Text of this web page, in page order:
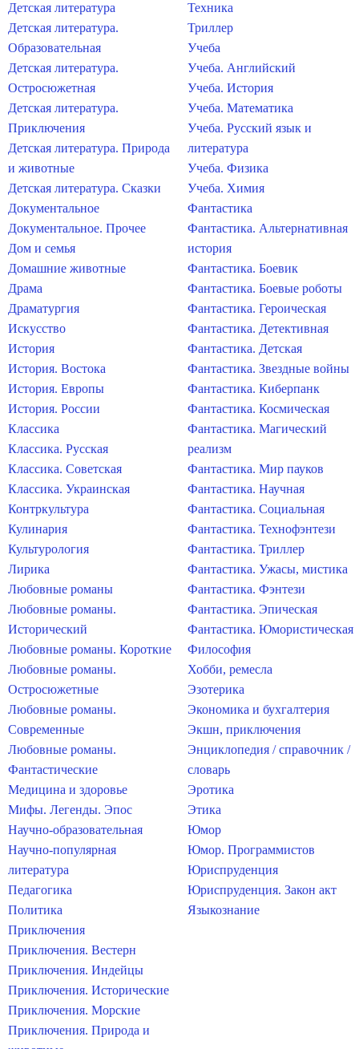
Детская литература
Детская литература.
Образовательная
Детская литература.
Остросюжетная
Детская литература.
Приключения
Детская литература. Природа
и животные
Детская литература. Сказки
Документальное
Документальное. Прочее
Дом и семья
Домашние животные
Драма
Драматургия
Искусство
История
История. Востока
История. Европы
История. России
Классика
Классика. Русская
Классика. Советская
Классика. Украинская
Контркультура
Кулинария
Культурология
Лирика
Любовные романы
Любовные романы.
Исторический
Любовные романы. Короткие
Любовные романы.
Остросюжетные
Любовные романы.
Современные
Любовные романы.
Фантастические
Медицина и здоровье
Мифы. Легенды. Эпос
Научно-образовательная
Научно-популярная
литература
Педагогика
Политика
Приключения
Приключения. Вестерн
Приключения. Индейцы
Приключения. Исторические
Приключения. Морские
Приключения. Природа и
Техника
Триллер
Учеба
Учеба. Английский
Учеба. История
Учеба. Математика
Учеба. Русский язык и
литература
Учеба. Физика
Учеба. Химия
Фантастика
Фантастика. Альтернативная
история
Фантастика. Боевик
Фантастика. Боевые роботы
Фантастика. Героическая
Фантастика. Детективная
Фантастика. Детская
Фантастика. Звездные войны
Фантастика. Киберпанк
Фантастика. Космическая
Фантастика. Магический
реализм
Фантастика. Мир пауков
Фантастика. Научная
Фантастика. Социальная
Фантастика. Технофэнтези
Фантастика. Триллер
Фантастика. Ужасы, мистика
Фантастика. Фэнтези
Фантастика. Эпическая
Фантастика. Юмористическая
Философия
Хобби, ремесла
Эзотерика
Экономика и бухгалтерия
Экшн, приключения
Энциклопедия / справочник /
словарь
Эротика
Этика
Юмор
Юмор. Программистов
Юриспруденция
Юриспруденция. Закон акт
Языкознание